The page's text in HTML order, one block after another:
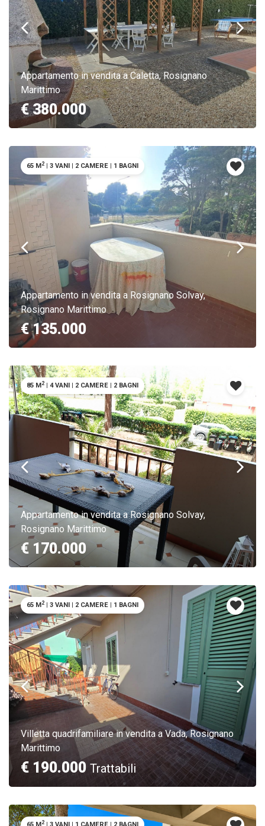
Appartamento in vendita a Caletta, Rosignano
Marittimo
€ 380.000
Appartamento in vendita a Rosignano Solvay,
Rosignano Marittimo
€ 135.000
65 M2 | 3 VANI | 2 CAMERE | 1 BAGNI
Appartamento in vendita a Rosignano Solvay,
Rosignano Marittimo
€ 170.000
85 M2 | 4 VANI | 2 CAMERE | 2 BAGNI
Villetta quadrifamiliare in vendita a Vada, Rosignano
Marittimo
€ 190.000 Trattabili
65 M2 | 3 VANI | 2 CAMERE | 1 BAGNI
2